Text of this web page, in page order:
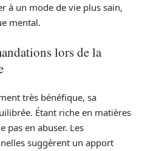
à un mode de vie plus sain,
mental.
lors de la
très bénéfique, sa
Étant riche en matières
pas en abuser. Les
suggèrent un apport